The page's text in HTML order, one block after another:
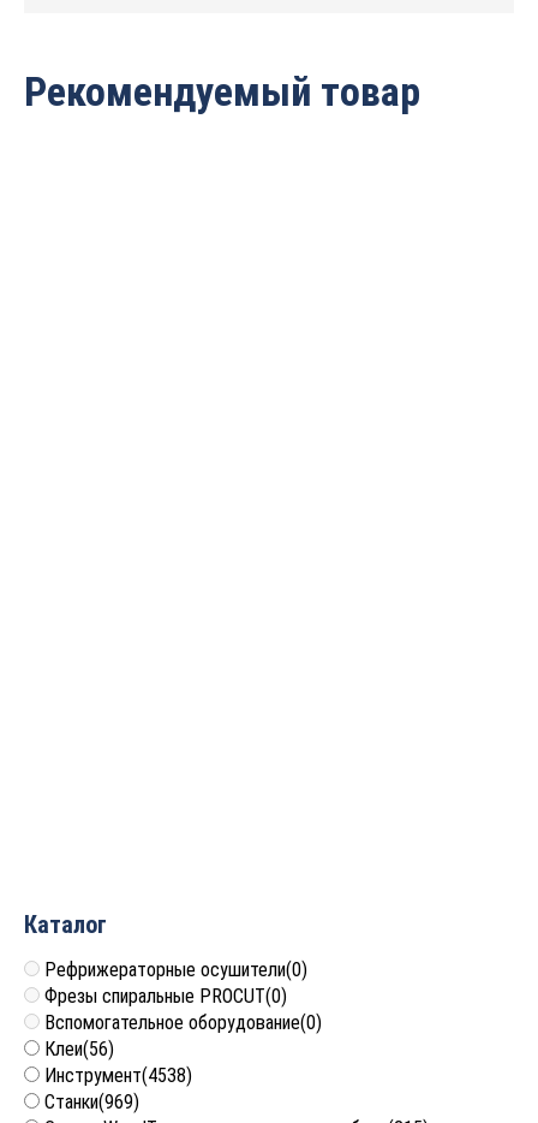
Рекомендуемый товар
Каталог
Рефрижераторные осушители(0)
Фрезы спиральные PROCUT(0)
Вспомогательное оборудование(0)
Клеи(56)
Инструмент(4538)
Станки(969)